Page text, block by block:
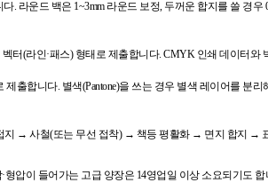
라운드 백은 1~3mm 라운드 보정, 두꺼운 합지를 쓸 경
터(라인·패스) 형태로 제출합니다. CMYK 인쇄 데이터
출합니다. 별색(Pantone)을 쓰는 경우 별색 레이어를
→ 사철(또는 무선 접착) → 책등 평활화 → 면지 합지
형압이 들어가는 고급 양장은 14영업일 이상 소요되기도